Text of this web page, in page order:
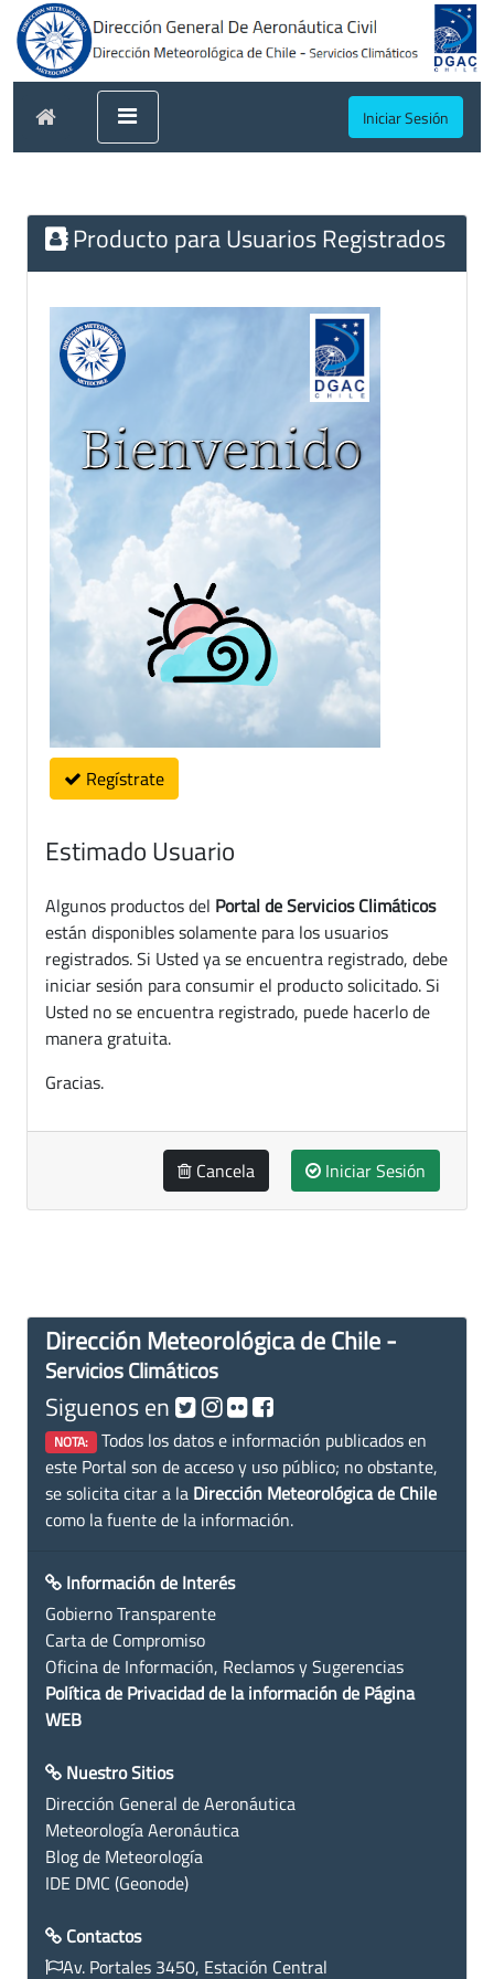
Iniciar Sesión
Producto para Usuarios Registrados
Regístrate
Estimado Usuario
Algunos productos del Portal de Servicios Climáticos
están disponibles solamente para los usuarios
registrados. Si Usted ya se encuentra registrado, debe
iniciar sesión para consumir el producto solicitado. Si
Usted no se encuentra registrado, puede hacerlo de
manera gratuita.
Gracias.
Cancela Iniciar Sesión
Dirección Meteorológica de Chile -
Servicios Climáticos
Siguenos en
NOTA: Todos los datos e información publicados en
este Portal son de acceso y uso público; no obstante,
se solicita citar a la Dirección Meteorológica de Chile
como la fuente de la información.
Información de Interés
Gobierno Transparente
Carta de Compromiso
Oficina de Información, Reclamos y Sugerencias
Política de Privacidad de la información de Página
WEB
Nuestro Sitios
Dirección General de Aeronáutica
Meteorología Aeronáutica
Blog de Meteorología
IDE DMC (Geonode)
Contactos
Av. Portales 3450, Estación Central